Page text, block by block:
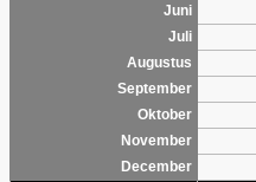
Juni
Juli
Augustus
September
Oktober
November
December